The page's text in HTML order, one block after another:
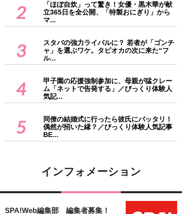
2
「ほぼ自炊」って驚き！女優・黒木華が献
立365日を全公開、「特製おにぎり」から
マ...
3
スタバの強力ライバルに？ 若者が「ゴンチ
ャ」を選ぶワケ。タピオカの次に来た“フ
ル...
4
甲子園の応援強制参加に、母親が猛クレー
ム「ネットで告発する」／びっくり体験人
気記...
5
同僚の結婚式に行ったら彼氏にバッタリ！
偶然が招いた縁？／びっくり体験人気記事
BE...
インフォメーション
SPA!Web編集部 編集者募集！